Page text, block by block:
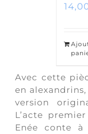
Avec cette
en
version
L’acte
Enée conte